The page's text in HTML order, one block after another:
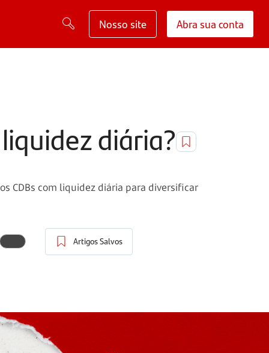
Nosso site Abra sua conta
diária?
CDBs com liquidez diária para diversificar
Artigos Salvos